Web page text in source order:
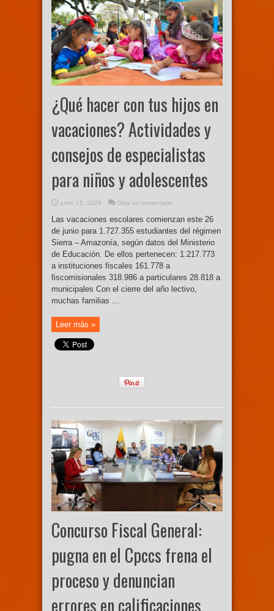
¿Qué hacer con tus hijos en
vacaciones? Actividades y
consejos de especialistas
para niños y adolescentes
junio 15, 2026 Deja un comentario
Las vacaciones escolares comienzan este 26
de junio para 1.727.355 estudiantes del régimen
Sierra – Amazonía, según datos del Ministerio
de Educación. De ellos pertenecen: 1.217.773
a instituciones fiscales 161.778 a
fiscomisionales 318.986 a particulares 28.818 a
municipales Con el cierre del año lectivo,
muchas familias ...
Leer más »
Concurso Fiscal General:
pugna en el Cpccs frena el
proceso y denuncian
errores en calificaciones